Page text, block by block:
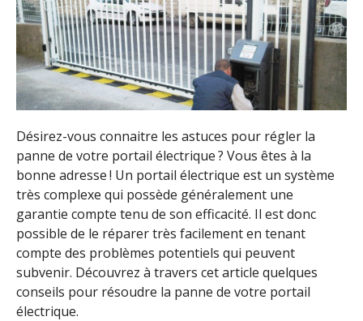
Désirez-vous connaitre les astuces pour régler la
panne de votre portail électrique ? Vous êtes à la
bonne adresse ! Un portail électrique est un système
très complexe qui possède généralement une
garantie compte tenu de son efficacité. Il est donc
possible de le réparer très facilement en tenant
compte des problèmes potentiels qui peuvent
subvenir. Découvrez à travers cet article quelques
conseils pour résoudre la panne de votre portail
électrique.